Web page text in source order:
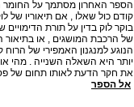
קודם כול שאלו , אם תיאוריו של
בוקר לוק בדין על תורת הדימויים
של הרכבת המושגים , או בתיאור
הנוגע למנגנון האמפירי של
את חקר הדעת לאותו תחום של
אל הספר